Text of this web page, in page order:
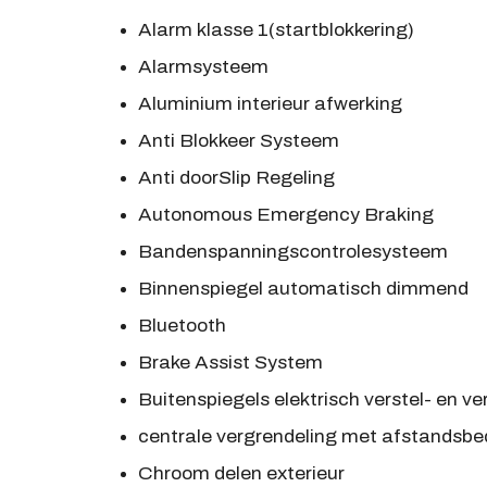
Alarm klasse 1(startblokkering)
Alarmsysteem
Aluminium interieur afwerking
Anti Blokkeer Systeem
Anti doorSlip Regeling
Autonomous Emergency Braking
Bandenspanningscontrolesysteem
Binnenspiegel automatisch dimmend
Bluetooth
Brake Assist System
Buitenspiegels elektrisch verstel- en
centrale vergrendeling met
Chroom delen exterieur